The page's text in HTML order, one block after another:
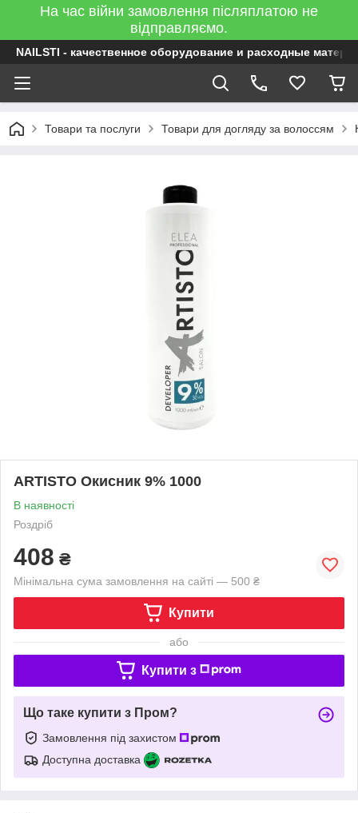
На час війни замовлення післяплатою не
відправляємо.
NAILSTI - качественное оборудование и расходные
Товари та послуги Товари для догляду за волоссям
ARTISTO Окисник 9% 1000
В наявності
Роздріб
408 ₴
Мінімальна сума замовлення на сайті — 500 ₴
Купити
або
Купити з
Що таке купити з Пром?
Замовлення під захистом
Доступна доставка